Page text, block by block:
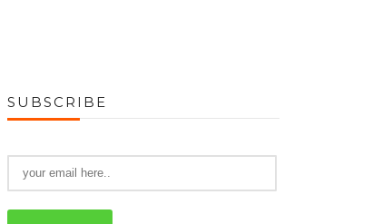
SUBSCRIBE